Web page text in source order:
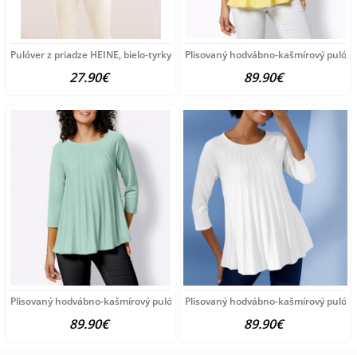
Pulóver z priadze HEINE, bielo-tyrkysový
27.90€
Plisovaný hodvábno-kašmírový
89.90€
Plisovaný hodvábno-kašmírový pulóver vzhľadom Création
89.90€
Plisovaný hodvábno-kašmírový
89.90€